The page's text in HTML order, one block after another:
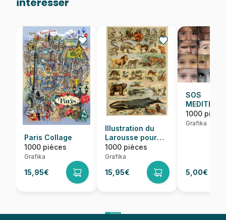
Paris Collage
1000 pièces
Grafika
15,95€
Illustration du
Larousse pour
Tous :
Mammifères, XIXè
1000 pièces
Grafika
15,95€
SOS
Regards
d'Enfants
1000
Grafika
5,00€